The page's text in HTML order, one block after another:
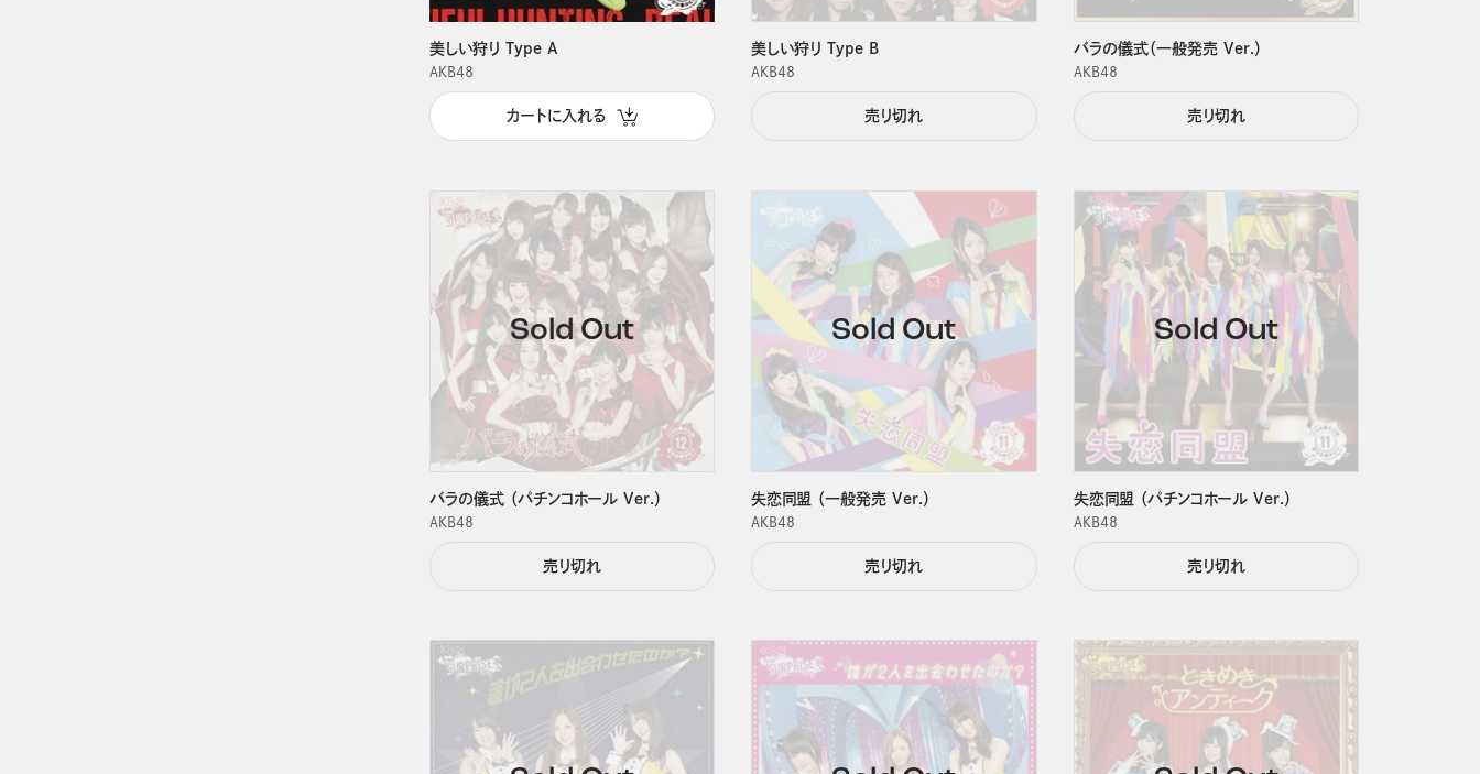
美しい狩り Type A
ＡＫＢ４８
カートに入れる
美しい狩り Type B
ＡＫＢ４８
売り切れ
バラの儀式（一般発売 Ver.）
ＡＫＢ４８
売り切れ
バラの儀式 （パチンコホール Ver.）
ＡＫＢ４８
売り切れ
失恋同盟 （一般発売 Ver.）
ＡＫＢ４８
売り切れ
失恋同盟 （パチンコホール Ver.）
ＡＫＢ４８
売り切れ